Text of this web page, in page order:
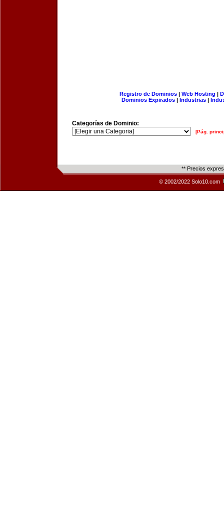
Registro de Dominios| Web Hosting |
Dominios Expirados | Industrias |
Categorías de Dominio:
[Pág.
** Precios
© 2002/2022 Solo10.com